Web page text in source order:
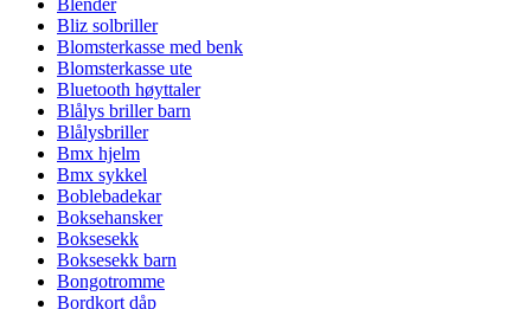
Blender
Bliz solbriller
Blomsterkasse med benk
Blomsterkasse ute
Bluetooth høyttaler
Blålys briller barn
Blålysbriller
Bmx hjelm
Bmx sykkel
Boblebadekar
Boksehansker
Boksesekk
Boksesekk barn
Bongotromme
Bordkort dåp